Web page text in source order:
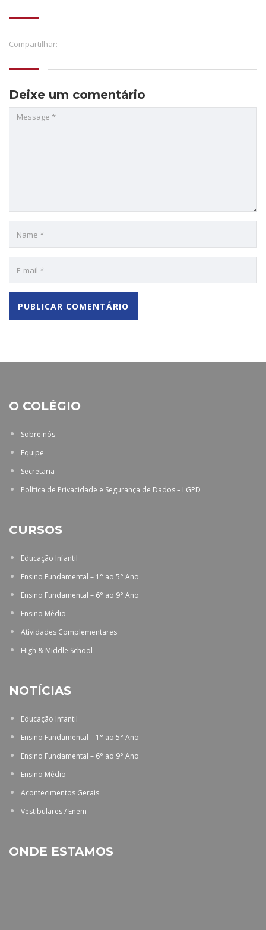
Compartilhar:
Deixe um comentário
O COLÉGIO
Sobre nós
Equipe
Secretaria
Política de Privacidade e Segurança de Dados – LGPD
CURSOS
Educação Infantil
Ensino Fundamental – 1° ao 5° Ano
Ensino Fundamental – 6° ao 9° Ano
Ensino Médio
Atividades Complementares
High & Middle School
NOTÍCIAS
Educação Infantil
Ensino Fundamental – 1° ao 5° Ano
Ensino Fundamental – 6° ao 9° Ano
Ensino Médio
Acontecimentos Gerais
Vestibulares / Enem
ONDE ESTAMOS